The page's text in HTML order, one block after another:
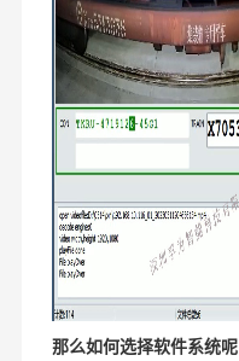
那么如何选择软件系统呢